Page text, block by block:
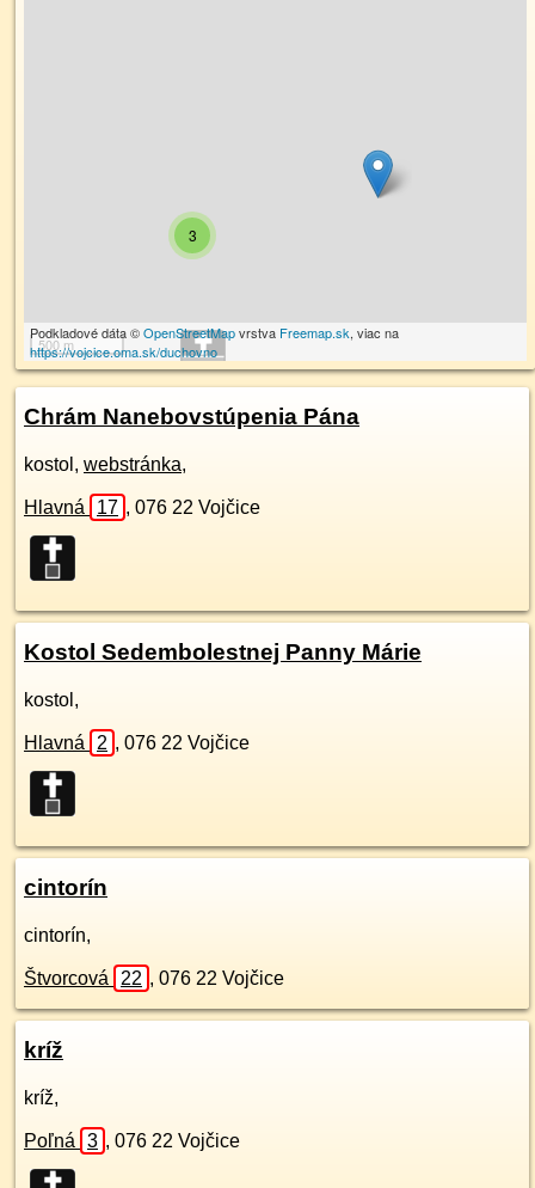
3
500 m
Podkladové dáta ©OpenStreetMapvrstva Freemap.sk, viac na
https://vojcice.oma.sk/duchovno
Chrám Nanebovstúpenia Pána
kostol, webstránka,
Hlavná 17 , 076 22 Vojčice
Kostol Sedembolestnej Panny Márie
kostol,
Hlavná 2 , 076 22 Vojčice
cintorín
cintorín,
Štvorcová 22 , 076 22 Vojčice
kríž
kríž,
Poľná 3 , 076 22 Vojčice